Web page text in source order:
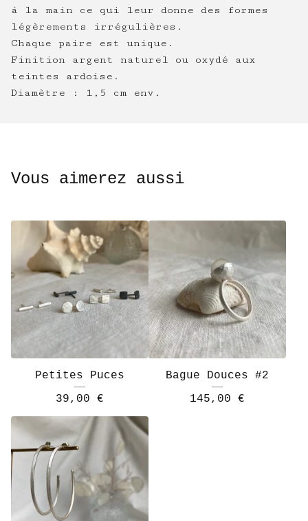
à la main ce qui leur donne des formes
légèrements irrégulières.
Chaque paire est unique.
Finition argent naturel ou oxydé aux
teintes ardoise.
Diamètre : 1,5 cm env.
Vous aimerez aussi
Petites Puces
39,00 €
Bague Douces #2
145,00 €